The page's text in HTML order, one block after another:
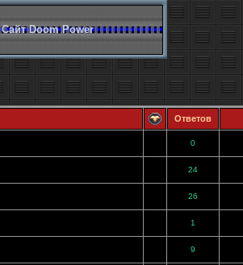
Сайт Doom Power
Ответов
0
24
26
1
9